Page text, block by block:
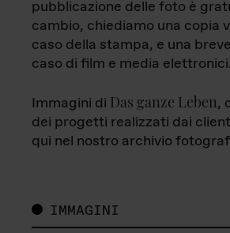
pubblicazione delle foto è
cambio, chiediamo una copia
caso della stampa, e una
caso di film e media elettronici.
Immagini di Das ganze Leben,
dei progetti realizzati dai
qui nel nostro archivio
IMMAGINI